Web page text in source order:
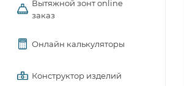
Вытяжной зонт online
заказ
Онлайн калькуляторы
Конструктор изделий